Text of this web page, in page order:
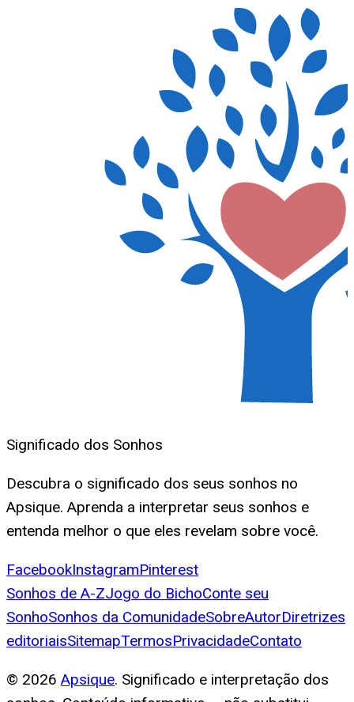
Significado dos Sonhos
Descubra o significado dos seus sonhos no
Apsique. Aprenda a interpretar seus sonhos e
entenda melhor o que eles revelam sobre você.
FacebookInstagramPinterest
Sonhos de A-ZJogo do BichoConte seu
SonhoSonhos da ComunidadeSobreAutorDiretrizes
editoriaisSitemapTermosPrivacidadeContato
© 2026 Apsique. Significado e interpretação dos